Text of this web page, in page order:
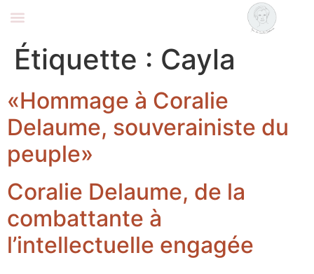
Étiquette : Cayla
«Hommage à Coralie
Delaume, souverainiste du
peuple»
Coralie Delaume, de la
combattante à
l’intellectuelle engagée